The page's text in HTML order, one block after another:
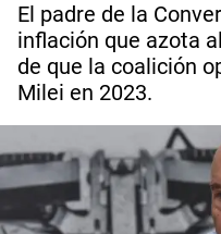
El padre de la
inflación que azota
de que la coalición
Milei en 2023.